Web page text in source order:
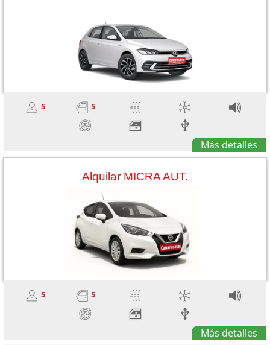
5 5
Más detalles
Alquilar MICRA AUT.
5 5
Más detalles